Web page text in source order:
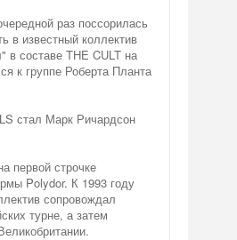
раз поссорилась
в известный коллектив
в составе THE CULT на
к группе Роберта Планта
стал Марк Ричардсон
первой строчке
Polydor. К 1993 году
сопровождал
турне, а затем